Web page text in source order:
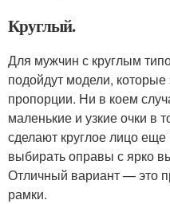
Круглый.
Для мужчин с круглым
подойдут модели,
пропорции. Ни в коем
маленькие и узкие очки в
сделают круглое лицо
выбирать оправы с ярко
Отличный вариант — это
рамки.